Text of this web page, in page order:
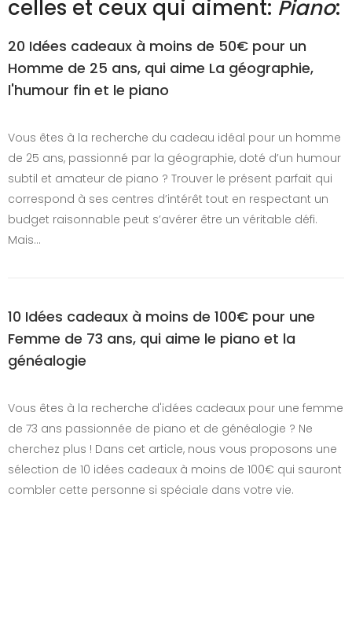
celles et ceux qui aiment: Piano:
20 Idées cadeaux à moins de 50€ pour un
Homme de 25 ans, qui aime La géographie,
l'humour fin et le piano
Vous êtes à la recherche du cadeau idéal pour un homme
de 25 ans, passionné par la géographie, doté d’un humour
subtil et amateur de piano ? Trouver le présent parfait qui
correspond à ses centres d’intérêt tout en respectant un
budget raisonnable peut s’avérer être un véritable défi.
Mais…
10 Idées cadeaux à moins de 100€ pour une
Femme de 73 ans, qui aime le piano et la
généalogie
Vous êtes à la recherche d'idées cadeaux pour une femme
de 73 ans passionnée de piano et de généalogie ? Ne
cherchez plus ! Dans cet article, nous vous proposons une
sélection de 10 idées cadeaux à moins de 100€ qui sauront
combler cette personne si spéciale dans votre vie.